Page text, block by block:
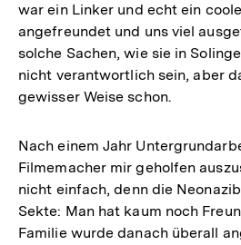
war ein Linker und echt ein
angefreundet und uns viel
solche Sachen, wie sie in
nicht verantwortlich sein, aber
gewisser Weise schon.
Nach einem Jahr
Filmemacher mir geholfen
nicht einfach, denn die
Sekte: Man hat kaum noch
Familie wurde danach überall